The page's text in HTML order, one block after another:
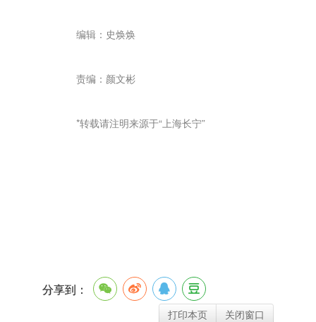
编辑：史焕焕
责编：颜文彬
*转载请注明来源于“上海长宁”
分享到：
打印本页 关闭窗口